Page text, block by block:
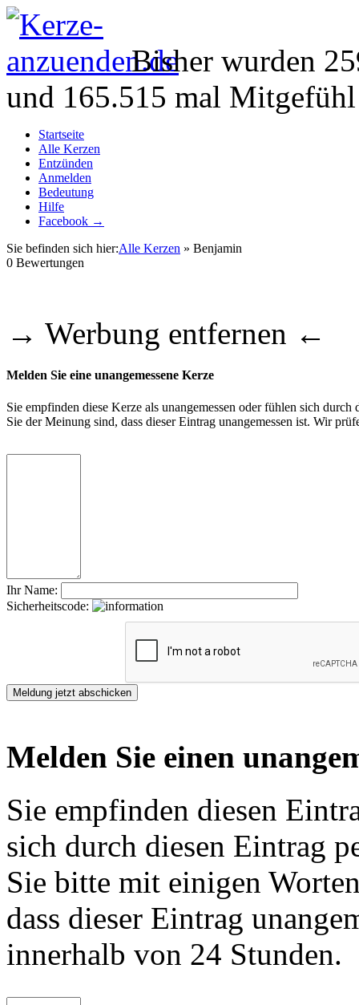
Bisher wurden
und 165.515 mal
Startseite
Alle Kerzen
Entzünden
Anmelden
Bedeutung
Hilfe
Facebook →
Sie befinden sich hier:Alle Kerzen » Benjamin
0 Bewertungen
→ Werbung entfernen ←
Melden Sie eine unangemessene Kerze
Sie empfinden diese Kerze als unangemessen oder fühlen sich
Sie der Meinung sind, dass dieser Eintrag unangemessen ist. Wir
Ihr Name:
Sicherheitscode:
Melden Sie einen
Sie empfinden diesen
sich durch diesen Eintrag
Sie bitte mit einigen
dass dieser Eintrag
innerhalb von 24 Stunden.